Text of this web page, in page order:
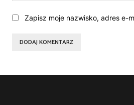
Zapisz moje nazwisko, adres e-